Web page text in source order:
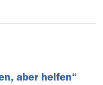
aber helfen“